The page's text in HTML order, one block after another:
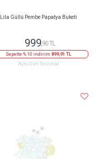
Lila Güllü Pembe Papatya Buketi
999,90 TL
Sepette % 10 indirim 899,91 TL
Aynı Gün Teslimat